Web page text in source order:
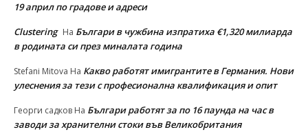
19 април по градове и адреси
Clustering На Българи в чужбина изпратиха €1,320 милиарда
в родината си през миналата година
Stefani Mitova На Какво работят имигрантите в Германия. Нови
улеснeния за тези с професионална квалификация и опит
Георги садков На Българи работят за по 16 паунда на час в
заводи за хранителни стоки във Великобритания